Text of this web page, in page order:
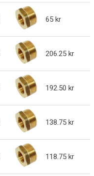
65
206.25
192.50
138.75
118.75